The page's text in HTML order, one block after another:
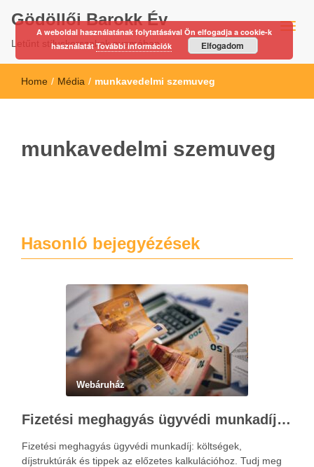
Gödöllői Barokk Év
Letűnt stíluskorszakok nyomában…
Home / Média / munkavedelmi szemuveg
munkavedelmi szemuveg
Hasonló bejegyézések
Webáruház
Fizetési meghagyás ügyvédi munkadíja: teljes költségvetési útmutató
Fizetési meghagyás ügyvédi munkadíj: költségek,
díjstruktúrák és tippek az előzetes kalkulációhoz. Tudj meg
A weboldal használatának folytatásával Ön elfogadja a cookie-k
használatátTovábbi információk Elfogadom